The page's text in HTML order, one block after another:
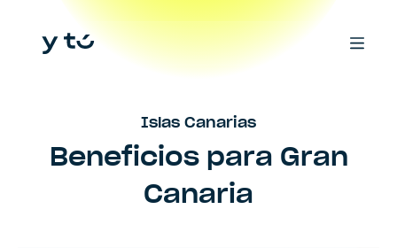
Islas Canarias
Beneficios para Gran
Canaria